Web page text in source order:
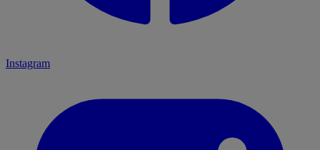
Instagram